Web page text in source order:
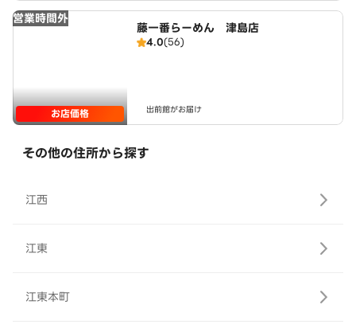
営業時間外
お店価格
藤一番らーめん 津島店
4.0(56)
出前館がお届け
その他の住所から探す
江西
江東
江東本町